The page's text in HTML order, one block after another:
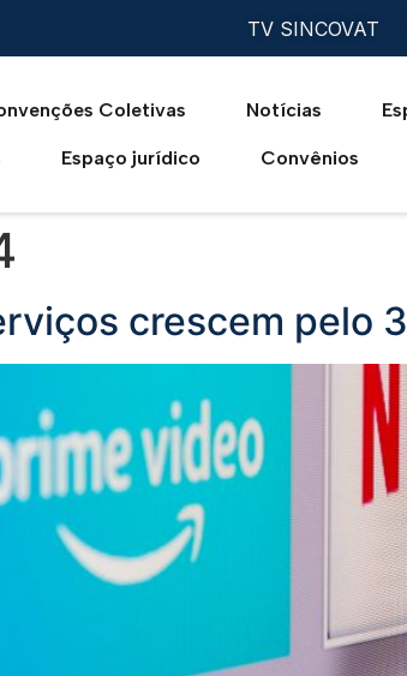
TV SINCOVAT
Coletivas Notícias
Espaço jurídico Convênios
crescem pelo